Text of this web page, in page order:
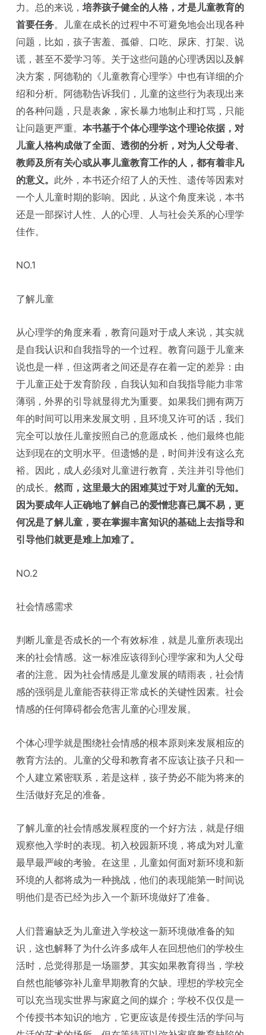
力。总的来说，培养孩子健全的人格，才是儿童教育的
首要任务。儿童在成长的过程中不可避免地会出现各种
问题，比如，孩子害羞、孤僻、口吃、尿床、打架、说
谎，甚至不爱学习等。关于这些问题的心理诱因以及解
决方案，阿德勒的《儿童教育心理学》中也有详细的介
绍和分析。阿德勒告诉我们，儿童的这些行为表现出来
的各种问题，只是表象，家长暴力地制止和打骂，只能
让问题更严重。本书基于个体心理学这个理论依据，对
儿童人格构成做了全面、透彻的分析，对为人父母者、
教师及所有关心或从事儿童教育工作的人，都有着非凡
的意义。 此外，本书还介绍了人的天性、遗传等因素对
一个人儿童时期的影响。因此，从这个角度来说，本书
还是一部探讨人性、人的心理、人与社会关系的心理学
佳作。
NO.1
了解儿童
从心理学的角度来看，教育问题对于成人来说，其实就
是自我认识和自我指导的一个过程。教育问题于儿童来
说也是一样，但这两者之间还是存在着一定的差异：由
于儿童正处于发育阶段，自我认知和自我指导能力非常
薄弱，外界的引导就显得尤为重要。如果我们拥有两万
年的时间可以用来发展文明，且环境又许可的话，我们
完全可以放任儿童按照自己的意愿成长，他们最终也能
达到现在的文明水平。但遗憾的是，时间并没有这么充
裕。因此，成人必须对儿童进行教育，关注并引导他们
的成长。然而，这里最大的困难莫过于对儿童的无知。
因为要成年人正确地了解自己的爱憎悲喜已属不易，更
何况是了解儿童，要在掌握丰富知识的基础上去指导和
引导他们就更是难上加难了。
NO.2
社会情感需求
判断儿童是否成长的一个有效标准，就是儿童所表现出
来的社会情感。这一标准应该得到心理学家和为人父母
者的注意。因为社会情感是儿童发展的晴雨表，社会情
感的强弱是儿童能否获得正常成长的关键性因素。社会
情感的任何障碍都会危害儿童的心理发展。
个体心理学就是围绕社会情感的根本原则来发展相应的
教育方法的。儿童的父母和教育者不应该让孩子只和一
个人建立紧密联系，若是这样，孩子势必不能为将来的
生活做好充足的准备。
了解儿童的社会情感发展程度的一个好方法，就是仔细
观察他入学时的表现。初入校园新环境，将成为对儿童
最早最严峻的考验。在这里，儿童如何面对新环境和新
环境的人都将成为一种挑战，他们的表现能第一时间说
明他们是否已经为步入一个新环境做好了准备。
人们普遍缺乏为儿童进入学校这一新环境做准备的知
识，这也解释了为什么许多成年人在回想他们的学校生
活时，总觉得那是一场噩梦。其实如果教育得当，学校
自然也能够弥补儿童早期教育的欠缺。理想的学校完全
可以充当现实世界与家庭之间的媒介；学校不仅仅是一
个传授书本知识的地方，它更应该是传授生活的学问与